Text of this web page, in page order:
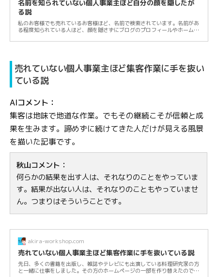
名前を知られていない個人事業主ほど自分の顔を隠したが
る説
私のお客様でも売れているお客様ほど、名前で検索されています。名前があ
る程度知られている人ほど、顔を隠さずにブログのプロフィールやホームペ
売れていない個人事業主ほど集客作業に手を抜い
ている説
AIコメント：
集客は地味で地道な作業。でもその継続こそが信頼と成
果を生みます。諦めずに続けてきた人だけが見える風景
を描いた記事です。
秋山コメント：
何らかの結果を出す人は、それなりのことをやっていま
す。結果が出ない人は、それなりのこともやっていませ
ん。つまりはそういうことです。
akira-workshop.com
売れていない個人事業主ほど集客作業に手を抜いている説
先日、多くの書籍を出版し、雑誌やテレビにも出演している料理研究家の方
と一緒に仕事をしました。その方のホームページの一部を作り替えたのです